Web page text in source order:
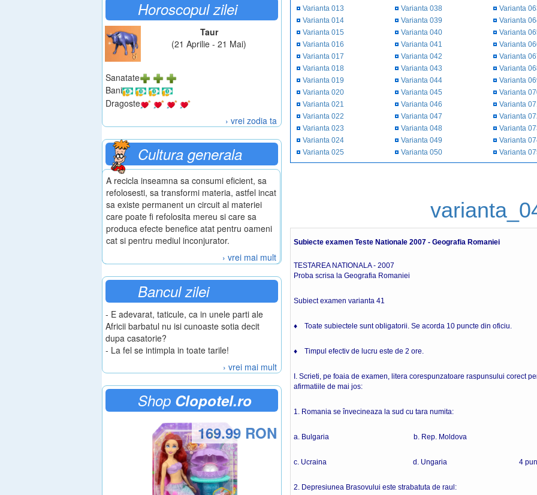
Horoscopul zilei
Taur
(21 Aprilie - 21 Mai)
Sanatate
Bani
Dragoste
› vrei zodia ta
Cultura generala
A recicla inseamna sa consumi eficient, sa
refolosesti, sa transformi materia, astfel incat
sa existe permanent un circuit al materiei
care poate fi refolosita mereu si care sa
produca efecte benefice atat pentru oameni
cat si pentru mediul inconjurator.
› vrei mai mult
Bancul zilei
- E adevarat, taticule, ca in unele parti ale
Africii barbatul nu isi cunoaste sotia decit
dupa casatorie?
- La fel se intimpla in toate tarile!
› vrei mai mult
Shop Clopotel.ro
169.99 RON
Varianta 013
Varianta 014
Varianta 015
Varianta 016
Varianta 017
Varianta 018
Varianta 019
Varianta 020
Varianta 021
Varianta 022
Varianta 023
Varianta 024
Varianta 025
Varianta 038
Varianta 039
Varianta 040
Varianta 041
Varianta 042
Varianta 043
Varianta 044
Varianta 045
Varianta 046
Varianta 047
Varianta 048
Varianta 049
Varianta 050
Varianta
Varianta
Varianta
Varianta
Varianta
Varianta
Varianta
Varianta
Varianta
Varianta
Varianta
Varianta
Varianta
Subiecte examen Teste Nationale 2007 - Geografia Romaniei
TESTAREA NATIONALA - 2007
Proba scrisa la Geografia Romaniei
Subiect examen varianta 41
♦ Toate subiectele sunt obligatorii. Se acorda 10 puncte din oficiu.
♦ Timpul efectiv de lucru este de 2 ore.
I. Scrieti, pe foaia de examen, litera corespunzatoare raspunsului corect
afirmatiile de mai jos:
1. Romania se învecineaza la sud cu tara numita:
a. Bulgaria b. Rep. Moldova
c. Ucraina d. Ungaria 4
2. Depresiunea Brasovului este strabatuta de raul: